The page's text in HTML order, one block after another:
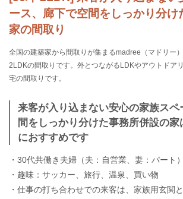
ース、廊下で空間をしっかり分け
家の間取り
全国の建築家から間取りが集まるmadree（マドリー
2LDKの間取りです。外とつながるLDKやアウトドア
宅の間取りです。
来客が入り込まない安心の家族スペ
間をしっかり分けた事務所併設の
におすすめです
・30代共働き夫婦（夫：自営業、妻：パート
・趣味：サッカー、旅行、温泉、買い物
・仕事の打ち合わせでの来客は、家族用玄関